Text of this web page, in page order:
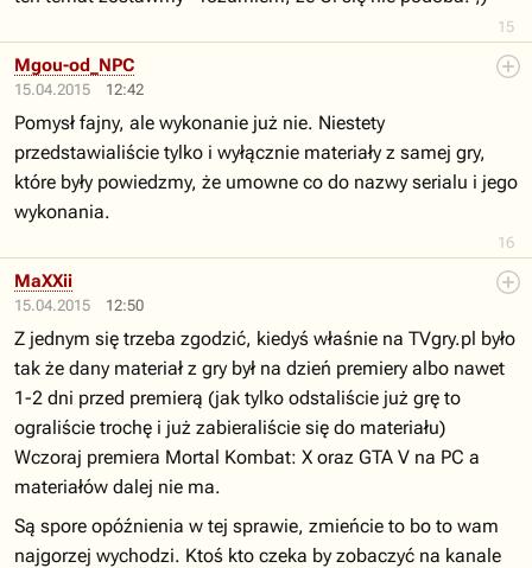
15
15.04.2015 12:42
16
Mgou-od_NPC
Pomysł fajny, ale wykonanie już nie. Niestety
przedstawialiście tylko i wyłącznie materiały z samej gry,
które były powiedzmy, że umowne co do nazwy serialu i jego
wykonania.
15.04.2015 12:50
MaXXii
Z jednym się trzeba zgodzić, kiedyś właśnie na TVgry.pl było
tak że dany materiał z gry był na dzień premiery albo nawet
1-2 dni przed premierą (jak tylko odstaliście już grę to
ograliście trochę i już zabieraliście się do materiału)
Wczoraj premiera Mortal Kombat: X oraz GTA V na PC a
materiałów dalej nie ma.
Są spore opóźnienia w tej sprawie, zmieńcie to bo to wam
najgorzej wychodzi. Ktoś kto czeka by zobaczyć na kanale